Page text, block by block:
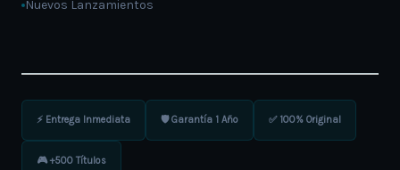
Nuevos Lanzamientos
⚡ Entrega Inmediata 🛡️ Garantía 1 Año ✅ 100% Original
🎮 +500 Títulos